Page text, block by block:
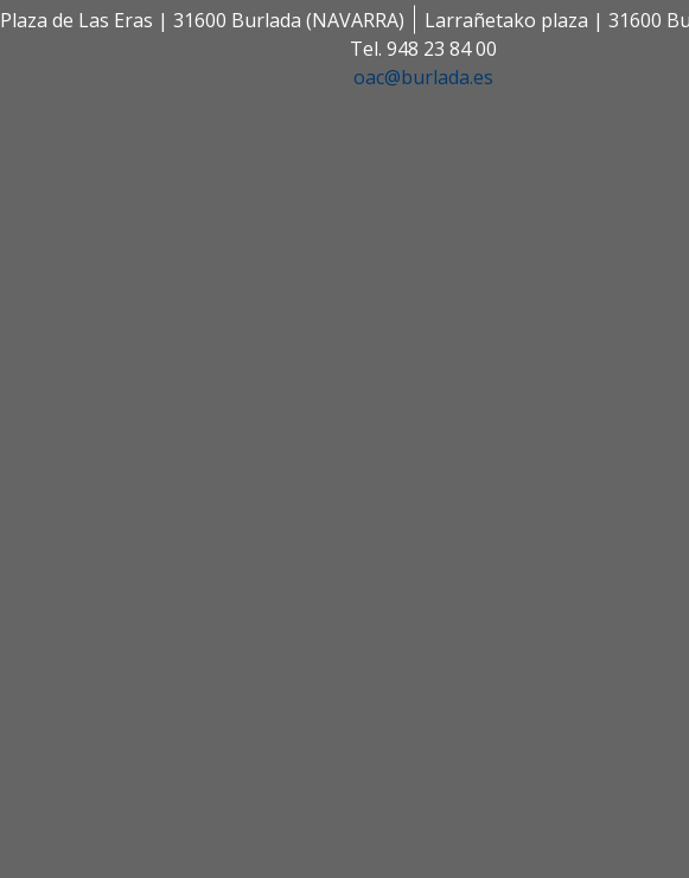
Plaza de Las Eras | 31600 Burlada (NAVARRA)
Larrañetako plaza | 31600
Tel. 948 23 84 00
oac@burlada.es